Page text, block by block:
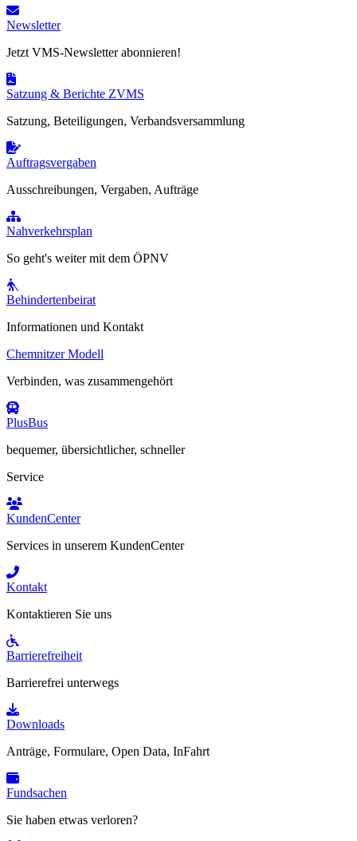
Newsletter
Jetzt VMS-Newsletter abonnieren!
Satzung & Berichte ZVMS
Satzung, Beteiligungen, Verbandsversammlung
Auftragsvergaben
Ausschreibungen, Vergaben, Aufträge
Nahverkehrsplan
So geht's weiter mit dem ÖPNV
Behindertenbeirat
Informationen und Kontakt
Chemnitzer Modell
Verbinden, was zusammengehört
PlusBus
bequemer, übersichtlicher, schneller
Service
KundenCenter
Services in unserem KundenCenter
Kontakt
Kontaktieren Sie uns
Barrierefreiheit
Barrierefrei unterwegs
Downloads
Anträge, Formulare, Open Data, InFahrt
Fundsachen
Sie haben etwas verloren?